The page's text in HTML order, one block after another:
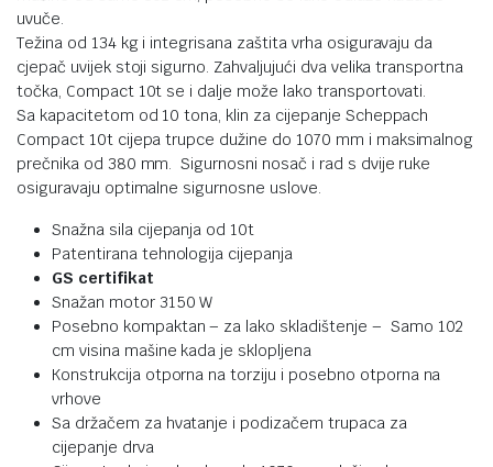
uvuče.
Težina od 134 kg i integrisana zaštita vrha osiguravaju da
cjepač uvijek stoji sigurno. Zahvaljujući dva velika transportna
točka, Compact 10t se i dalje može lako transportovati.
Sa kapacitetom od 10 tona, klin za cijepanje Scheppach
Compact 10t cijepa trupce dužine do 1070 mm i maksimalnog
prečnika od 380 mm. Sigurnosni nosač i rad s dvije ruke
osiguravaju optimalne sigurnosne uslove.
Snažna sila cijepanja od 10t
Patentirana tehnologija cijepanja
GS certifikat
Snažan motor 3150 W
Posebno kompaktan – za lako skladištenje – Samo 102
cm visina mašine kada je sklopljena
Konstrukcija otporna na torziju i posebno otporna na
vrhove
Sa držačem za hvatanje i podizačem trupaca za
cijepanje drva